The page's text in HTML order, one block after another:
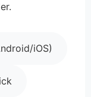
iOS)